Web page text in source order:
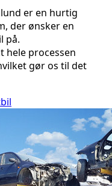
er en hurtig
der ønsker en
på.
hele processen
gør os til det